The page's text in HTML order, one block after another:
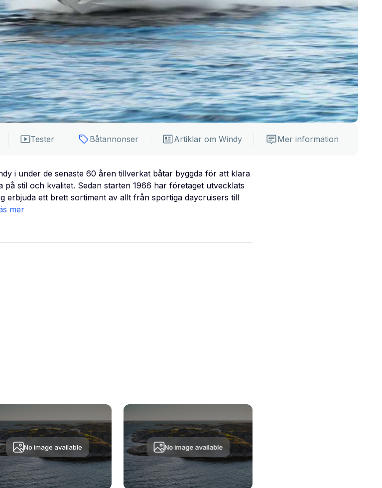
Tester Båtannonser Artiklar om Windy Mer information
i under de senaste 60 åren tillverkat båtar byggda för att klara
stil och kvalitet. Sedan starten 1966 har företaget utvecklats
erbjuda ett brett sortiment av allt från sportiga daycruisers till
mer
No image available No image available